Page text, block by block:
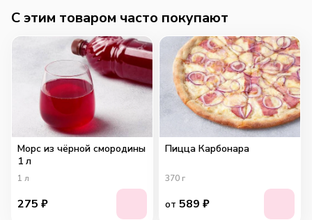
C этим товаром часто покупают
Морс из чёрной смородины
1 л
1 л
275 ₽
Пицца Карбонара
370 г
от 589 ₽